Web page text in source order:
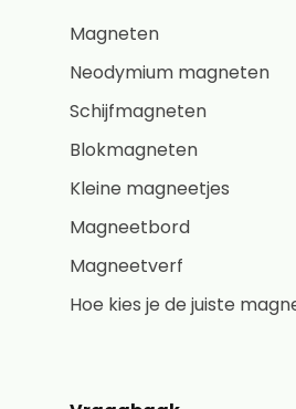
Magneten
Neodymium magneten
Schijfmagneten
Blokmagneten
Kleine magneetjes
Magneetbord
Magneetverf
Hoe kies je de juiste